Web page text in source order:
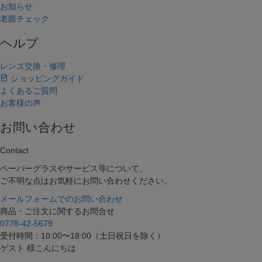
お知らせ
老眼チェック
ヘルプ
レンズ交換・修理
ショッピングガイド
よくあるご質問
お客様の声
お問い合わせ
Contact
ペーパーグラスやサービス等について、
ご不明な点はお気軽にお問い合わせください。
メールフォームでのお問い合わせ
商品・ご注文に関するお問合せ
0778-42-5679
受付時間：10:00〜18:00（土日祝日を除く）
ゲスト 様こんにちは